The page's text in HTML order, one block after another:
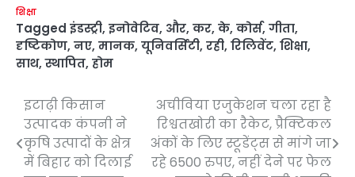
शिक्षा
Tagged इंडस्ट्री, इनोवेटिव, और, कर, के, कोर्स, गीता,
दृष्टिकोण, नए, मानक, यूनिवर्सिटी, रही, रिलिवेंट, शिक्षा,
साथ,स्थापित, होम
Post
navigation
इटाढ़ी किसान
उत्पादक कंपनी ने
कृषि उत्पादों के क्षेत्र
में बिहार को दिलाई
अचीविया एजुकेशन चला रहा है
रिश्वतखोरी का रैकेट, प्रैक्टिकल
अंकों के लिए स्टूडेंट्स से मांगे जा
रहे 6500 रुपए, नहीं देने पर फेल